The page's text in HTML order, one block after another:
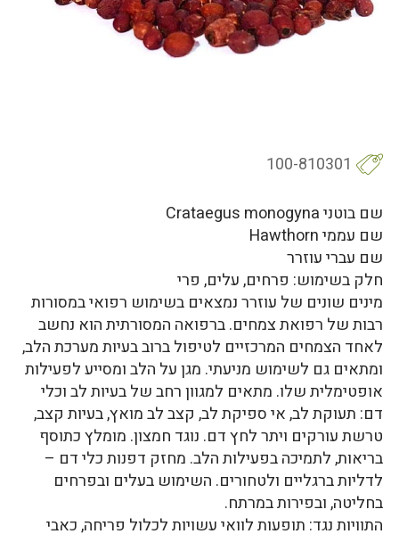
100-810301
שם בוטני Crataegus monogyna
שם עממי Hawthorn
שם עברי עוזרר
חלק בשימוש: פרחים, עלים, פרי
מינים שונים של עוזרר נמצאים בשימוש רפואי במסורות
רבות של רפואת צמחים. ברפואה המסורתית הוא נחשב
לאחד הצמחים המרכזיים לטיפול ברוב בעיות מערכת הלב,
ומתאים גם לשימוש מניעתי. מגן על הלב ומסייע לפעילות
אופטימלית שלו. מתאים למגוון רחב של בעיות לב וכלי
דם: תעוקת לב, אי ספיקת לב, קצב לב מואץ, בעיות קצב,
טרשת עורקים ויתר לחץ דם. נוגד חמצון. מומלץ כתוסף
בריאות, לתמיכה בפעילות הלב. מחזק דפנות כלי דם –
לדליות ברגליים ולטחורים. השימוש בעלים ובפרחים
בחליטה, ובפירות במרתח.
התוויות נגד: תופעות לוואי עשויות לכלול פריחה, כאבי